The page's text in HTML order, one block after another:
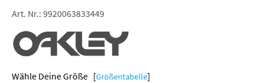
Art. Nr.: 9920063833449
Größe [Größentabelle]